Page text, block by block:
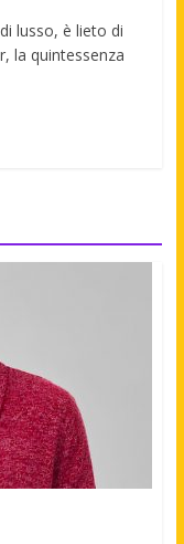
lusso, è lieto di
la quintessenza